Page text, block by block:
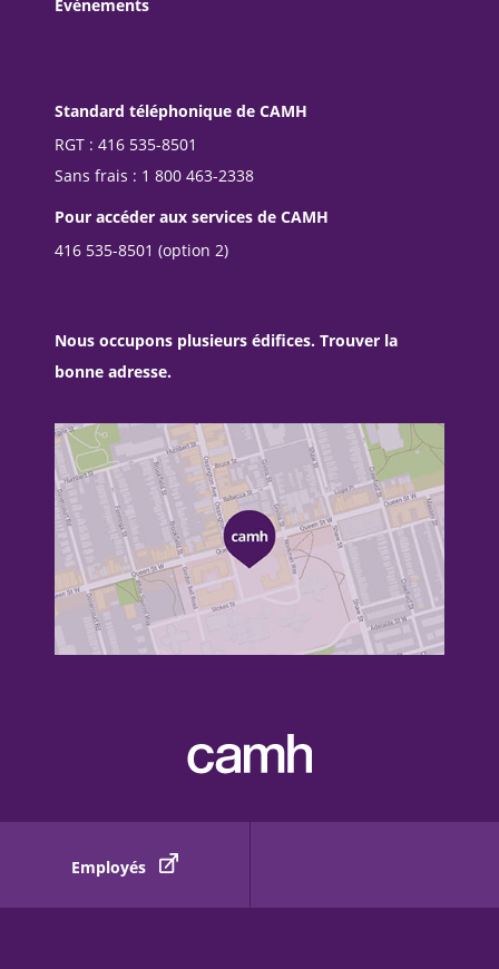
Évènements
Standard téléphonique de CAMH
RGT : 416 535-8501
Sans frais : 1 800 463-2338
Pour accéder aux services de CAMH
416 535-8501 (option 2)
Nous occupons plusieurs édifices. Trouver la
bonne adresse.
Employés